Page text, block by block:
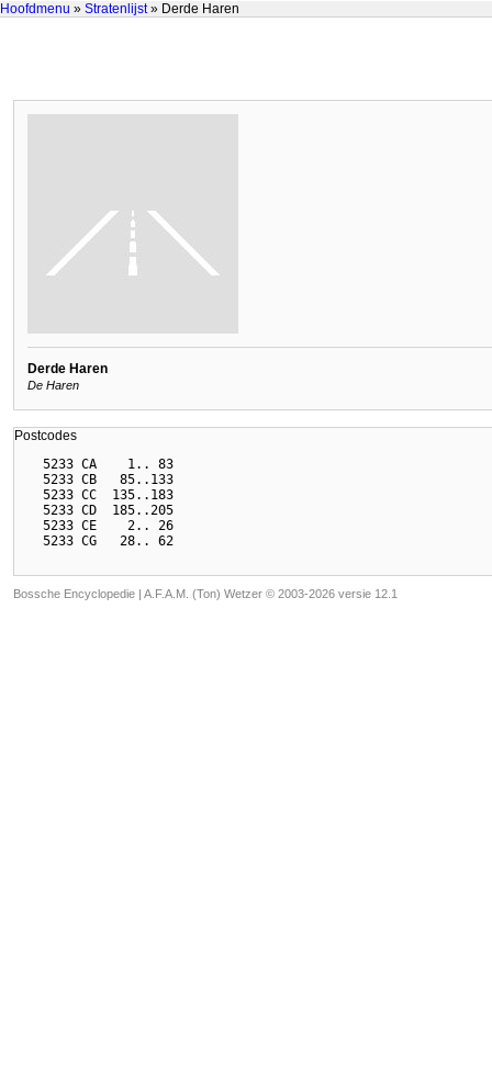
Hoofdmenu » Stratenlijst» Derde Haren
Derde Haren
De Haren
Postcodes
  5233 CA    1.. 83
  5233 CB   85..133
  5233 CC  135..183
  5233 CD  185..205
  5233 CE    2.. 26
Bossche Encyclopedie | A.F.A.M. (Ton) Wetzer © 2003-2026 versie 12.1